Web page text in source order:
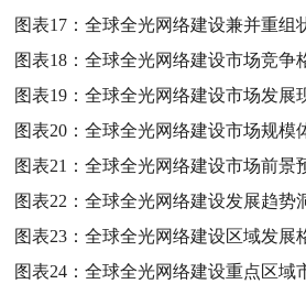
图表17：全球全光网络建设兼并重组
图表18：全球全光网络建设市场竞争
图表19：全球全光网络建设市场发展
图表20：全球全光网络建设市场规模
图表21：全球全光网络建设市场前景
图表22：全球全光网络建设发展趋势
图表23：全球全光网络建设区域发展
图表24：全球全光网络建设重点区域